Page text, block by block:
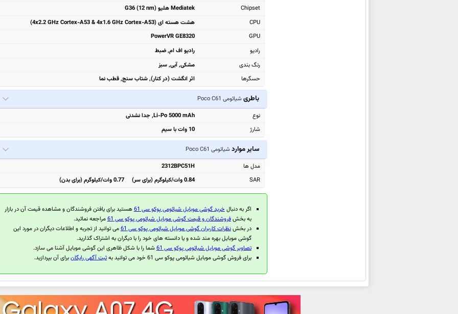
Chipset
Mediatek هلیو G36 (12 nm)
CPU
هشت هسته ای (4x2.2 GHz Cortex-A53 & 4x1.6 GHz Cortex-A53)
GPU
PowerVR GE8320
رادیو
رادیو اف ام, ضبط
رنگ بندی
مشكی, آبی, سبز
حسگرها
اثر انگشت (در کنار), شتاب سنج, قطب نما
باطریشیائومی Poco C61
نوع
Li-Po 5000 mAh, جدا نشدنی
شارژ
10 وات با سیم
سایر مواردشیائومی Poco C61
مدل ها
2312BPC51H
SAR
0.84 وات/کیلوگرم (برای سر) 0.77 وات/کیلوگرم (برای بدن)
اگر به دنبالخرید گوشی موبایل شیائومی پوکو سی 61
هستید برای یافتن فروشندگان و مشاهده قیمت آن در بازار
به بخشفروشندگان و قیمت گوشی موبایل شیائومی پوکو سی 61
مراجعه نمائید.
در بخشنظرات کاربران گوشی موبایل شیائومی پوکو سی 61
می توانید از تجربه و اطلاعات دیگران در مورد این
گوشی موبایل بهره مند شده و یا دانسته های خود را با دیگران به اشتراک گذارید.
تصاویر گوشی موبایل شیائومی پوکو سی 61
شما را با شکل ظاهری این گوشی موبایل آشنا می سازد.
برای فروش گوشی موبایل شیائومی پوکو سی 61 خود می توانید به
ثبت آگهی رایگانبرای آن بپردازید.